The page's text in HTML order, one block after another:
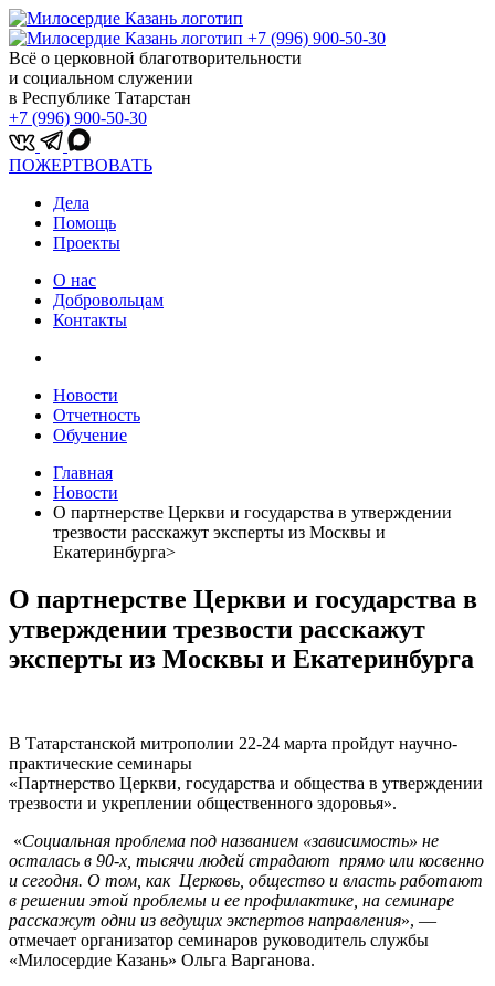
+7 (996) 900-50-30
Всё о церковной благотворительности
и социальном служении
в Республике Татарстан
+7 (996) 900-50-30
ПОЖЕРТВОВАТЬ
Дела
Помощь
Проекты
О нас
Добровольцам
Контакты
Новости
Отчетность
Обучение
Главная
Новости
О партнерстве Церкви и государства в утверждении
трезвости расскажут эксперты из Москвы и
Екатеринбурга>
О партнерстве Церкви и государства в
утверждении трезвости расскажут
эксперты из Москвы и Екатеринбурга
В Татарстанской митрополии 22-24 марта пройдут научно-
практические семинары
«Партнерство Церкви, государства и общества в утверждении
трезвости и укреплении общественного здоровья».
«Социальная проблема под названием «зависимость» не
осталась в 90-х, тысячи людей страдают прямо или косвенно
и сегодня. О том, как Церковь, общество и власть работают
в решении этой проблемы и ее профилактике, на семинаре
расскажут одни из ведущих экспертов направления», —
отмечает организатор семинаров руководитель службы
«Милосердие Казань» Ольга Варганова.